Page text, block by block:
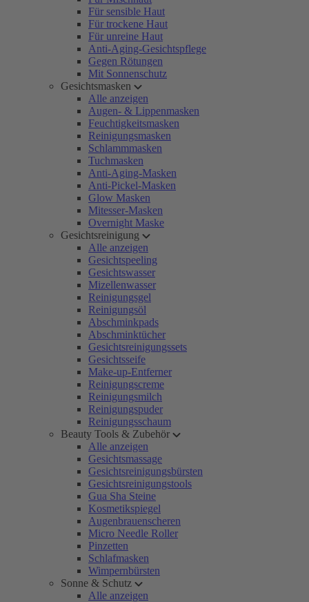
Für sensible Haut
Für trockene Haut
Für unreine Haut
Anti-Aging-Gesichtspflege
Gegen Rötungen
Mit Sonnenschutz
Gesichtsmasken
Alle anzeigen
Augen- & Lippenmasken
Feuchtigkeitsmasken
Reinigungsmasken
Schlammmasken
Tuchmasken
Anti-Aging-Masken
Anti-Pickel-Masken
Glow Masken
Mitesser-Masken
Overnight Maske
Gesichtsreinigung
Alle anzeigen
Gesichtspeeling
Gesichtswasser
Mizellenwasser
Reinigungsgel
Reinigungsöl
Abschminkpads
Abschminktücher
Gesichtsreinigungssets
Gesichtsseife
Make-up-Entferner
Reinigungscreme
Reinigungsmilch
Reinigungspuder
Reinigungsschaum
Beauty Tools & Zubehör
Alle anzeigen
Gesichtsmassage
Gesichtsreinigungsbürsten
Gesichtsreinigungstools
Gua Sha Steine
Kosmetikspiegel
Augenbrauenscheren
Micro Needle Roller
Pinzetten
Schlafmasken
Wimpernbürsten
Sonne & Schutz
Alle anzeigen